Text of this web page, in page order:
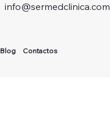
Blog Contactos
info@sermedclinica.com